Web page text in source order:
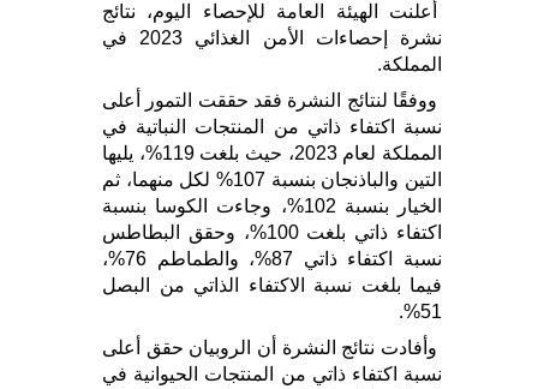
أعلنت الهيئة العامة للإحصاء اليوم، نتائج
نشرة إحصاءات الأمن الغذائي 2023 في
المملكة.
ووفقًا لنتائج النشرة فقد حققت التمور أعلى
نسبة اكتفاء ذاتي من المنتجات النباتية في
المملكة لعام 2023، حيث بلغت 119%، يليها
التين والباذنجان بنسبة 107% لكل منهما، ثم
الخيار بنسبة 102%، وجاءت الكوسا بنسبة
اكتفاء ذاتي بلغت 100%، وحقق البطاطس
نسبة اكتفاء ذاتي 87%، والطماطم 76%،
فيما بلغت نسبة الاكتفاء الذاتي من البصل
51%.
وأفادت نتائج النشرة أن الروبيان حقق أعلى
نسبة اكتفاء ذاتي من المنتجات الحيوانية في